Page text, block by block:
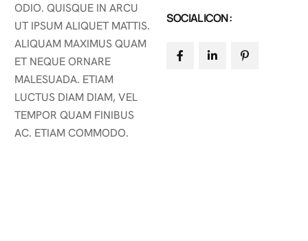
ODIO. QUISQUE IN ARCU
UT IPSUM ALIQUET MATTIS.
ALIQUAM MAXIMUS QUAM
ET NEQUE ORNARE
MALESUADA. ETIAM
LUCTUS DIAM DIAM, VEL
TEMPOR QUAM FINIBUS
AC. ETIAM COMMODO.
SOCIAL ICON :